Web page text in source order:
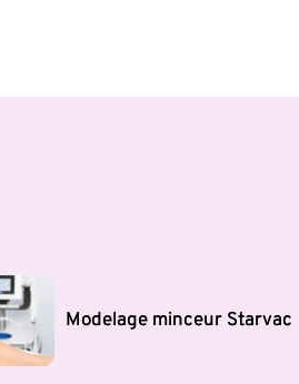
Modelage minceur Starvac